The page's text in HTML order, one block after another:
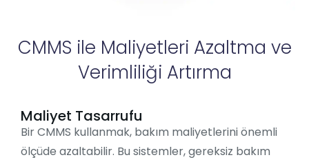
CMMS ile Maliyetleri Azaltma ve
Verimliliği Artırma
Maliyet Tasarrufu
Bir CMMS kullanmak, bakım maliyetlerini önemli
ölçüde azaltabilir. Bu sistemler, gereksiz bakım